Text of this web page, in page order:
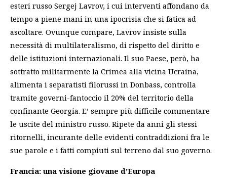
esteri russo Sergej Lavrov, i cui interventi affondano da
tempo a piene mani in una ipocrisia che si fatica ad
ascoltare. Ovunque compare, Lavrov insiste sulla
necessità di multilateralismo, di rispetto del diritto e
delle istituzioni internazionali. Il suo Paese, però, ha
sottratto militarmente la Crimea alla vicina Ucraina,
alimenta i separatisti filorussi in Donbass, controlla
tramite governi-fantoccio il 20% del territorio della
confinante Georgia. E’ sempre più difficile commentare
le uscite del ministro russo. Ripete da anni gli stessi
ritornelli, incurante delle evidenti contraddizioni fra le
sue parole e i fatti compiuti sul terreno dal suo governo.
Francia: una visione giovane d’Europa